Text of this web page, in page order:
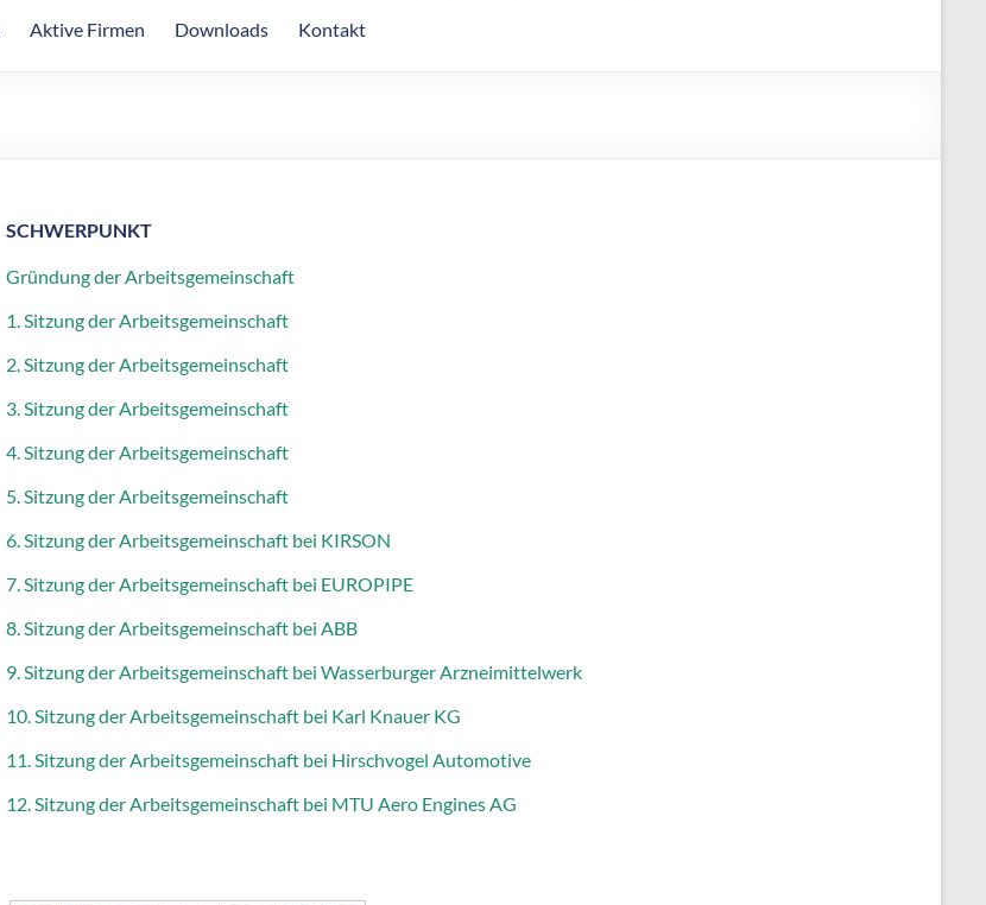
Aktive Firmen Downloads Kontakt
SCHWERPUNKT
Gründung der Arbeitsgemeinschaft
1. Sitzung der Arbeitsgemeinschaft
2. Sitzung der Arbeitsgemeinschaft
3. Sitzung der Arbeitsgemeinschaft
4. Sitzung der Arbeitsgemeinschaft
5. Sitzung der Arbeitsgemeinschaft
6. Sitzung der Arbeitsgemeinschaft bei KIRSON
7. Sitzung der Arbeitsgemeinschaft bei EUROPIPE
8. Sitzung der Arbeitsgemeinschaft bei ABB
9. Sitzung der Arbeitsgemeinschaft bei Wasserburger Arzneimittelwerk
10. Sitzung der Arbeitsgemeinschaft bei Karl Knauer KG
11. Sitzung der Arbeitsgemeinschaft bei Hirschvogel Automotive
12. Sitzung der Arbeitsgemeinschaft bei MTU Aero Engines AG